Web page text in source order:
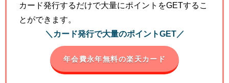
カード発行するだけで大量にポイントをGETするこ
とができます。
＼カード発行で大量のポイントGET／
年会費永年無料の楽天カード